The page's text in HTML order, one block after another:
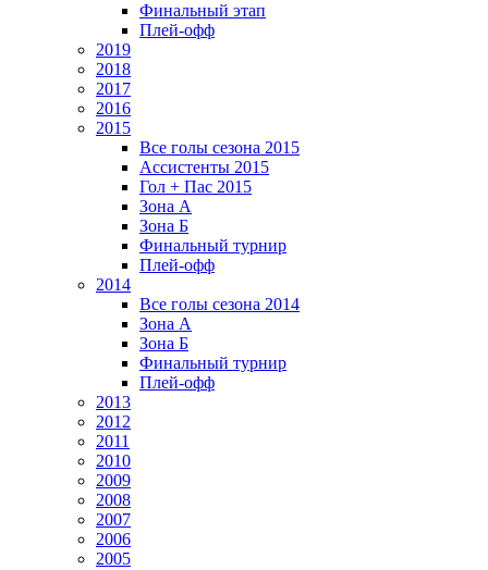
Финальный этап
Плей-офф
2019
2018
2017
2016
2015
Все голы сезона 2015
Ассистенты 2015
Гол + Пас 2015
Зона А
Зона Б
Финальный турнир
Плей-офф
2014
Все голы сезона 2014
Зона А
Зона Б
Финальный турнир
Плей-офф
2013
2012
2011
2010
2009
2008
2007
2006
2005